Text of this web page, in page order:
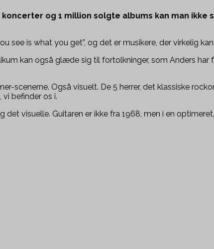
og 1 million solgte albums kan man ikke
see is what you get”, og det er musikere, der virkelig
kan også glæde sig til fortolkninger, som Anders
scenerne. Også visuelt. De 5 herrer, det klassiske
befinder os i.
visuelle. Guitaren er ikke fra 1968, men i en